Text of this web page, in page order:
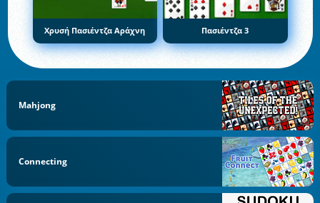
Χρυσή Πασιέντζα Αράχνη Πασιέντζα 3
Mahjong
Connecting